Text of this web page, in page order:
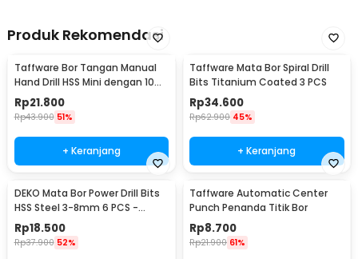
Produk Rekomendasi
Taffware Bor Tangan Manual
Hand Drill HSS Mini dengan 10
Mata Bor - 3003
Rp21.800
Rp43.900 51%
+ Keranjang
Taffware Mata Bor Spiral Drill
Bits Titanium Coated 3 PCS
Rp34.600
Rp62.900 45%
+ Keranjang
DEKO Mata Bor Power Drill Bits
HSS Steel 3-8mm 6 PCS -
DW1369
Rp18.500
Rp37.900 52%
Taffware Automatic Center
Punch Penanda Titik Bor
Rp8.700
Rp21.900 61%